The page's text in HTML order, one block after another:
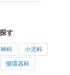
す
科 小児科
循環器科